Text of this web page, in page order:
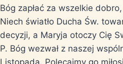
Bóg zapłać za wszelkie
Niech światło Ducha Św.
decyzji, a Maryja otoczy Cię
P. Bóg wezwał z naszej
Listopada. Polecajmy go